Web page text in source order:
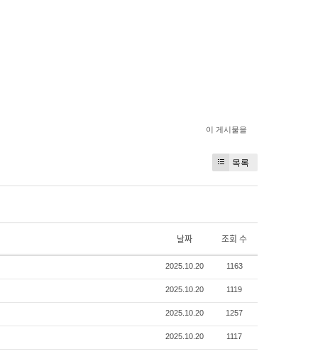
이 게시물을
목록
날짜 조회 수
2025.10.20 1163
2025.10.20 1119
2025.10.20 1257
2025.10.20 1117